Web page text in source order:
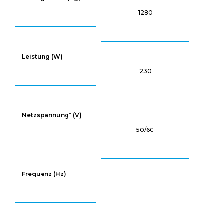
Leistung (W)
Netzspannung* (V)
Frequenz (Hz)
1280
230
50/60